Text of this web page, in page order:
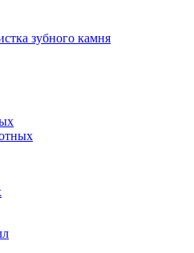
зубного камня